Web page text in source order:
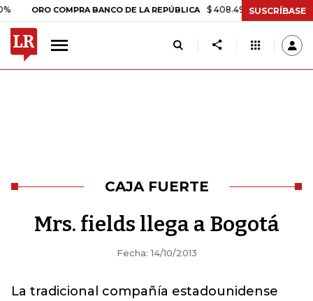
ORO COMPRA BANCO DE LA REPÚBLICA $ 408.498,97 +$ 8.753,81
SUSCRÍBASE
CAJA FUERTE
Mrs. fields llega a Bogotá
Fecha: 14/10/2013
La tradicional compañía estadounidense